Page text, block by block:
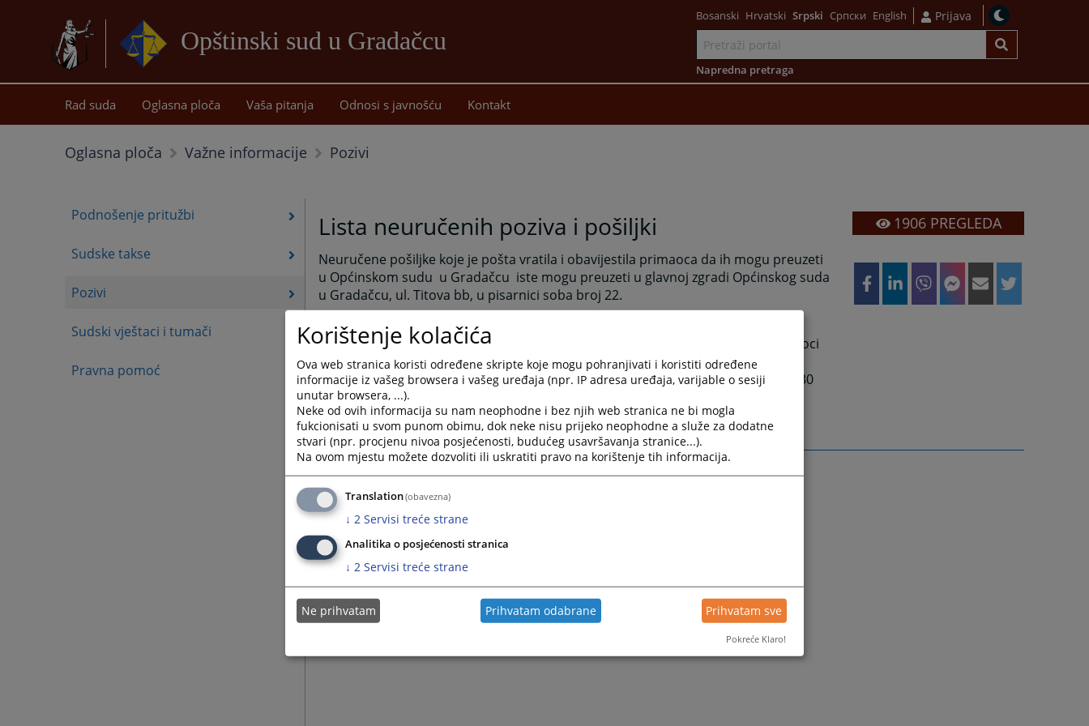
Opštinski sud u Gradačcu
sadržaj
Bosanski Hrvatski Srpski Српски English Prijava
Napredna pretraga
Rad suda Oglasna ploča Vaša pitanja Odnosi s javnošću Kontakt
Oglasna ploča Važne informacije Pozivi
Podnošenje pritužbi
Sudske takse
Pozivi
Sudski vještaci i tumači
Pravna pomoć
Lista neuručenih poziva i pošiljki
Neuručene pošiljke koje je pošta vratila i obavijestila primaoca da ih mogu preuzeti
u Općinskom sudu u Gradačcu iste mogu preuzeti u glavnoj zgradi Općinskog suda
u Gradačcu, ul. Titova bb, u pisarnici soba broj 22.
Također, neuručene pošiljke koje su vraćene od strane sudskih izvršitelja primaoci
obaviješteni (ostavljanjem obavijesti pismeno mogu preuzeti u glavnoj zgradi
Općinskog suduu Gradačcu, Titova bb, svakim radnim danom od 07:30 do 15:30
časova kod izvršitelja ili upisničara za izvršenje.
1906PREGLEDA
Korištenje kolačića
Ova web stranica koristi određene skripte koje mogu pohranjivati i koristiti određene
informacije iz vašeg browsera i vašeg uređaja (npr. IP adresa uređaja, varijable o sesiji
unutar browsera, ...).
Neke od ovih informacija su nam neophodne i bez njih web stranica ne bi mogla
fukcionisati u svom punom obimu, dok neke nisu prijeko neophodne a služe za dodatne
stvari (npr. procjenu nivoa posjećenosti, budućeg usavršavanja stranice...).
Na ovom mjestu možete dozvoliti ili uskratiti pravo na korištenje tih informacija.
Translation(obavezna)
↓ 2 Servisi treće strane
Analitika o posjećenosti stranica
↓ 2 Servisi treće strane
Ne prihvatam Prihvatam odabrane Prihvatam sve
Pokreće Klaro!